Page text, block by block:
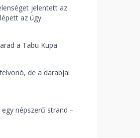
jelentett az
az ügy
a Tabu Kupa
de a darabjai
népszerű strand –